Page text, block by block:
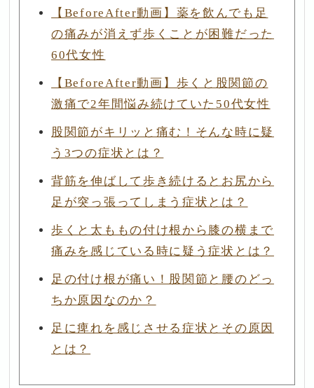
【BeforeAfter動画】薬を飲んでも足
の痛みが消えず歩くことが困難だった
60代女性
【BeforeAfter動画】歩くと股関節の
激痛で2年間悩み続けていた50代女性
股関節がキリッと痛む！そんな時に疑
う3つの症状とは？
背筋を伸ばして歩き続けるとお尻から
足が突っ張ってしまう症状とは？
歩くと太ももの付け根から膝の横まで
痛みを感じている時に疑う症状とは？
足の付け根が痛い！股関節と腰のどっ
ちか原因なのか？
足に痺れを感じさせる症状とその原因
とは？